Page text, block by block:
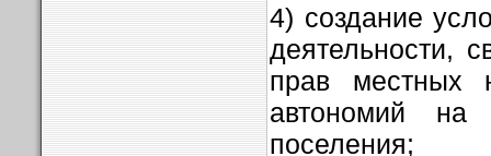
4) создание
деятельности,
прав местных
автономий на
поселения;